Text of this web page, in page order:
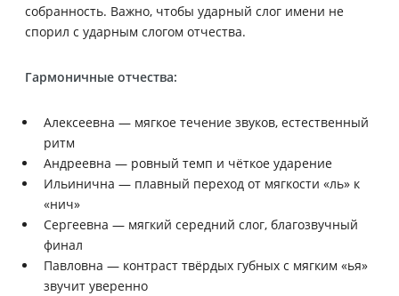
собранность. Важно, чтобы ударный слог имени не
спорил с ударным слогом отчества.
Гармоничные отчества:
Алексеевна — мягкое течение звуков, естественный
ритм
Андреевна — ровный темп и чёткое ударение
Ильинична — плавный переход от мягкости «ль» к
«нич»
Сергеевна — мягкий середний слог, благозвучный
финал
Павловна — контраст твёрдых губных с мягким «ья»
звучит уверенно